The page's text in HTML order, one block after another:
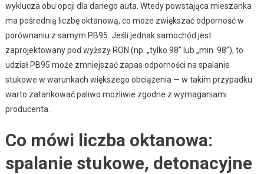
wyklucza obu opcji dla danego auta. Wtedy powstająca mieszanka
ma pośrednią liczbę oktanową, co może zwiększać odporność w
porównaniu z samym PB95. Jeśli jednak samochód jest
zaprojektowany pod wyższy RON (np. „tylko 98” lub „min. 98”), to
udział PB95 może zmniejszać zapas odporności na spalanie
stukowe w warunkach większego obciążenia — w takim przypadku
warto zatankować paliwo możliwie zgodne z wymaganiami
producenta.
Co mówi liczba oktanowa:
spalanie stukowe, detonacyjne